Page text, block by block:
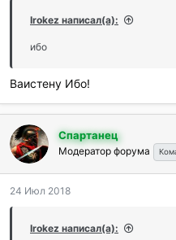
и
и
Irokez написал(а):
ибо
Ваистену Ибо!
Спартанец
Модератор форума
24 Июл 2018
Irokez написал(а):